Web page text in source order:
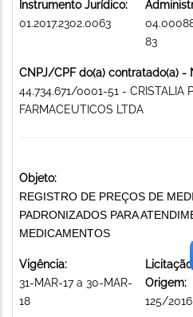
Instrumento Jurídico:
01.2017.2302.0063
83
CNPJ/CPF do(a) contratado(a) -
44.734.671/0001-51 - CRISTALIA
FARMACEUTICOS LTDA
Objeto:
REGISTRO DE PREÇOS DE
PADRONIZADOS PARA
MEDICAMENTOS
Vigência:
31-MAR-17 a 30-MAR-
18
Origem:
125/2016